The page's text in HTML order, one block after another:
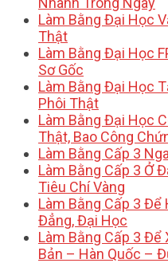
Làm Bằng Đại Học
Thật
Làm Bằng Đại Học
Sơ Gốc
Làm Bằng Đại Học
Phôi Thật
Làm Bằng Đại Học
Thật, Bao Công
Làm Bằng Cấp 3
Làm Bằng Cấp 3 Ở
Tiêu Chí Vàng
Làm Bằng Cấp 3 Để
Đẳng, Đại Học
Làm Bằng Cấp 3
Bản – Hàn Quốc –